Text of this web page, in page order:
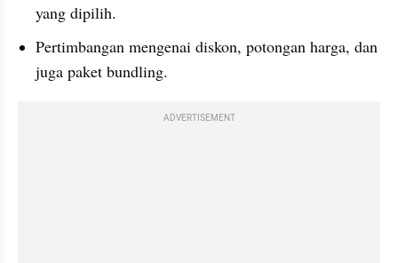
yang dipilih.
Pertimbangan mengenai diskon, potongan harga, dan
juga paket bundling.
ADVERTISEMENT